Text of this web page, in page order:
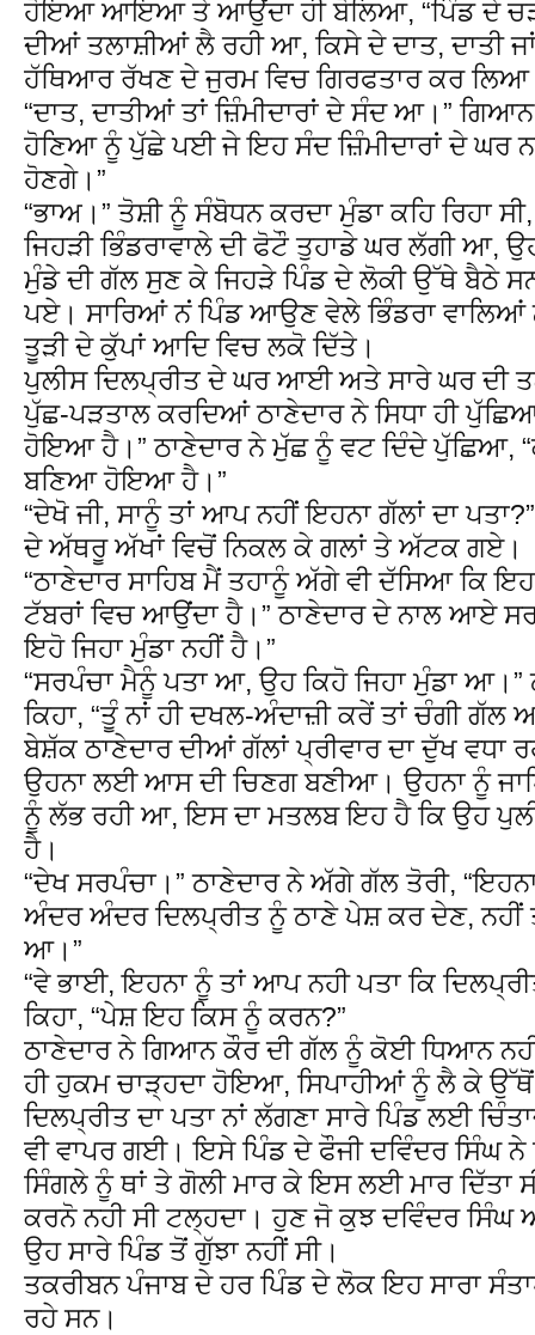
ਹੋਇਆ ਆਇਆ ਤੇ ਆਉਂਦਾ ਹੀ ਬੋਲਿਆ, “ਪਿੰਡ ਦੇ
ਦੀਆਂ ਤਲਾਸ਼ੀਆਂ ਲੈ ਰਹੀ ਆ, ਕਿਸੇ ਦੇ ਦਾਤ, ਦਾਤੀ
ਹੱਥਿਆਰ ਰੱਖਣ ਦੇ ਜੁਰਮ ਵਿਚ ਗਿਰਫਤਾਰ ਕਰ ਲਿਆ
“ਦਾਤ, ਦਾਤੀਆਂ ਤਾਂ ਜ਼ਿੰਮੀਦਾਰਾਂ ਦੇ ਸੰਦ ਆ।”
ਹੋਣਿਆ ਨੂੰ ਪੁੱਛੇ ਪਈ ਜੇ ਇਹ ਸੰਦ ਜ਼ਿੰਮੀਦਾਰਾਂ ਦੇ ਘਰ
ਹੋਣਗੇ।”
“ਭਾਅ।” ਤੋਸ਼ੀ ਨੂੰ ਸੰਬੋਧਨ ਕਰਦਾ ਮੁੰਡਾ ਕਹਿ ਰਿਹਾ
ਜਿਹੜੀ ਭਿੰਡਰਾਵਾਲੇ ਦੀ ਫੋਟੌ ਤੁਹਾਡੇ ਘਰ ਲੱਗੀ ਆ,
ਮੁੰਡੇ ਦੀ ਗੱਲ ਸੁਣ ਕੇ ਜਿਹੜੇ ਪਿੰਡ ਦੇ ਲੋਕੀ ਉੱਥੇ ਬੈਠੇ
ਪਏ। ਸਾਰਿਆਂ ਨਂ ਪਿੰਡ ਆਉਣ ਵੇਲੇ ਭਿੰਡਰਾ
ਤੂੜੀ ਦੇ ਕੁੱਪਾਂ ਆਦਿ ਵਿਚ ਲਕੋ ਦਿੱਤੇ।
ਪੁਲੀਸ ਦਿਲਪ੍ਰੀਤ ਦੇ ਘਰ ਆਈ ਅਤੇ ਸਾਰੇ ਘਰ ਦੀ
ਪੁੱਛ-ਪੜਤਾਲ ਕਰਦਿਆਂ ਠਾਣੇਦਾਰ ਨੇ ਸਿਧਾ ਹੀ
ਹੋਇਆ ਹੈ।” ਠਾਣੇਦਾਰ ਨੇ ਮੁੱਛ ਨੂੰ ਵਟ ਦਿੰਦੇ ਪੁੱਛਿਆ,
ਬਣਿਆ ਹੋਇਆ ਹੈ।”
“ਦੇਖੋ ਜੀ, ਸਾਨੂੰ ਤਾਂ ਆਪ ਨਹੀਂ ਇਹਨਾ ਗੱਲਾਂ ਦਾ
ਦੇ ਅੱਥਰੂ ਅੱਖਾਂ ਵਿਚੋਂ ਨਿਕਲ ਕੇ ਗਲਾਂ ਤੇ ਅੱਟਕ ਗਏ।
“ਠਾਣੇਦਾਰ ਸਾਹਿਬ ਮੈਂ ਤਹਾਨੂੰ ਅੱਗੇ ਵੀ ਦੱਸਿਆ ਕਿ
ਟੱਬਰਾਂ ਵਿਚ ਆਉਂਦਾ ਹੈ।” ਠਾਣੇਦਾਰ ਦੇ ਨਾਲ ਆਏ
ਇਹੋ ਜਿਹਾ ਮੁੰਡਾ ਨਹੀਂ ਹੈ।”
“ਸਰਪੰਚਾ ਮੈਨੂੰ ਪਤਾ ਆ, ਉਹ ਕਿਹੋ ਜਿਹਾ ਮੁੰਡਾ
ਕਿਹਾ, “ਤੂੰ ਨਾਂ ਹੀ ਦਖਲ-ਅੰਦਾਜ਼ੀ ਕਰੇਂ ਤਾਂ ਚੰਗੀ ਗੱਲ
ਬੇਸ਼ੱਕ ਠਾਣੇਦਾਰ ਦੀਆਂ ਗੱਲਾਂ ਪ੍ਰੀਵਾਰ ਦਾ ਦੁੱਖ ਵਧਾ
ਉਹਨਾ ਲਈ ਆਸ ਦੀ ਚਿਣਗ ਬਣੀਆ। ਉਹਨਾ ਨੂੰ
ਨੂੰ ਲੱਭ ਰਹੀ ਆ, ਇਸ ਦਾ ਮਤਲਬ ਇਹ ਹੈ ਕਿ ਉਹ
ਹੈ।
“ਦੇਖ ਸਰਪੰਚਾ।” ਠਾਣੇਦਾਰ ਨੇ ਅੱਗੇ ਗੱਲ ਤੋਰੀ,
ਅੰਦਰ ਅੰਦਰ ਦਿਲਪ੍ਰੀਤ ਨੂੰ ਠਾਣੇ ਪੇਸ਼ ਕਰ ਦੇਣ, ਨਹੀਂ
ਆ।”
“ਵੇ ਭਾਈ, ਇਹਨਾ ਨੂੰ ਤਾਂ ਆਪ ਨਹੀ ਪਤਾ ਕਿ
ਕਿਹਾ, “ਪੇਸ਼ ਇਹ ਕਿਸ ਨੂੰ ਕਰਨ?”
ਠਾਣੇਦਾਰ ਨੇ ਗਿਆਨ ਕੌਰ ਦੀ ਗੱਲ ਨੂੰ ਕੋਈ ਧਿਆਨ
ਹੀ ਹੁਕਮ ਚਾੜ੍ਹਦਾ ਹੋਇਆ, ਸਿਪਾਹੀਆਂ ਨੂੰ ਲੈ ਕੇ
ਦਿਲਪ੍ਰੀਤ ਦਾ ਪਤਾ ਨਾਂ ਲੱਗਣਾ ਸਾਰੇ ਪਿੰਡ ਲਈ
ਵੀ ਵਾਪਰ ਗਈ। ਇਸੇ ਪਿੰਡ ਦੇ ਫੌਜੀ ਦਵਿੰਦਰ ਸਿੰਘ
ਸਿੰਗਲੇ ਨੂੰ ਥਾਂ ਤੇ ਗੋਲੀ ਮਾਰ ਕੇ ਇਸ ਲਈ ਮਾਰ ਦਿੱਤਾ
ਕਰਨੋ ਨਹੀ ਸੀ ਟਲ੍ਹਦਾ। ਹੁਣ ਜੋ ਕੁਝ ਦਵਿੰਦਰ ਸਿੰਘ
ਉਹ ਸਾਰੇ ਪਿੰਡ ਤੋਂ ਗੁੱਝਾ ਨਹੀਂ ਸੀ।
ਤਕਰੀਬਨ ਪੰਜਾਬ ਦੇ ਹਰ ਪਿੰਡ ਦੇ ਲੋਕ ਇਹ ਸਾਰਾ
ਰਹੇ ਸਨ।